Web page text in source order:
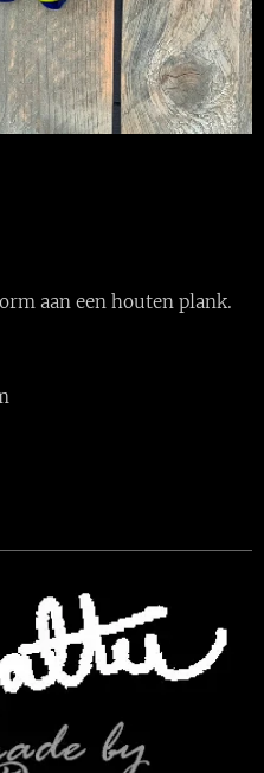
aan een houten plank.